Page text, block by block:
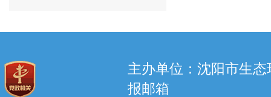
主办单位：沈阳市生
报邮箱